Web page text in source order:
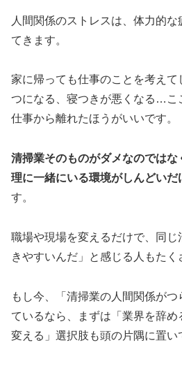
人間関係のストレスは、体力的
てきます。
家に帰っても仕事のことを考えて
つになる、寝つきが悪くなる…こ
仕事から離れたほうがいいです。
清掃業そのものがダメなのでは
理に一緒にいる環境がしんどいだ
す。
職場や現場を変えるだけで、同
きやすいんだ」と感じる人もたく
もし今、「清掃業の人間関係が
ているなら、
まずは「業界を辞
変える」選択肢 も頭の片隅に置い